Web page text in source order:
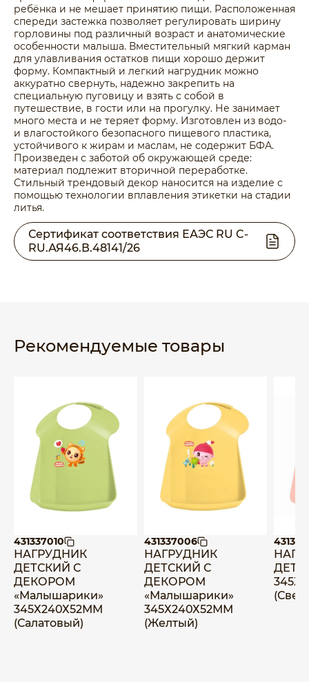
ребёнка и не мешает принятию пищи. Расположенная
спереди застежка позволяет регулировать ширину
горловины под различный возраст и анатомические
особенности малыша. Вместительный мягкий карман
для улавливания остатков пищи хорошо держит
форму. Компактный и легкий нагрудник можно
аккуратно свернуть, надежно закрепить на
специальную пуговицу и взять с собой в
путешествие, в гости или на прогулку. Не занимает
много места и не теряет форму. Изготовлен из водо-
и влагостойкого безопасного пищевого пластика,
устойчивого к жирам и маслам, не содержит БФА.
Произведен с заботой об окружающей среде:
материал подлежит вторичной переработке.
Стильный трендовый декор наносится на изделие с
помощью технологии вплавления этикетки на стадии
литья.
Сертификат соответствия ЕАЭС RU C-
RU.АЯ46.В.48141/26
Рекомендуемые товары
431337010
НАГРУДНИК
ДЕТСКИЙ С
ДЕКОРОМ
«Малышарики»
345Х240Х52ММ
(Салатовый)
431337006
НАГРУДНИК
ДЕТСКИЙ С
ДЕКОРОМ
«Малышарики»
345Х240Х52ММ
(Желтый)